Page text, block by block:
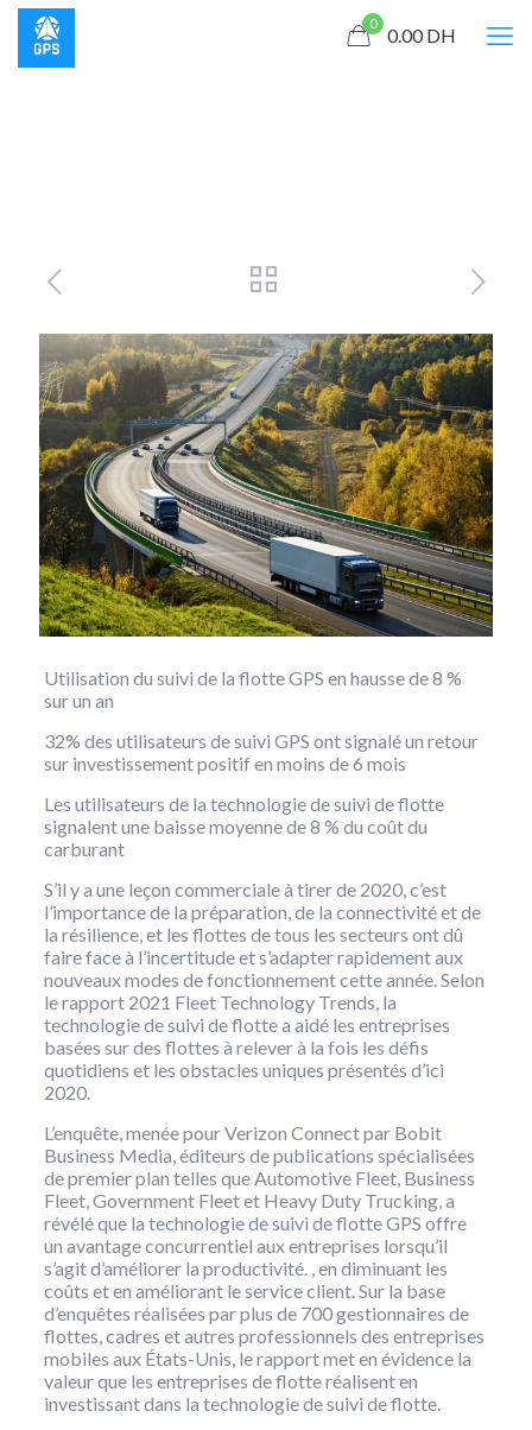
0
0.00DH
Utilisation du suivi de la flotte GPS en hausse de 8 %
sur un an
32% des utilisateurs de suivi GPS ont signalé un retour
sur investissement positif en moins de 6 mois
Les utilisateurs de la technologie de suivi de flotte
signalent une baisse moyenne de 8 % du coût du
carburant
S’il y a une leçon commerciale à tirer de 2020, c’est
l’importance de la préparation, de la connectivité et de
la résilience, et les flottes de tous les secteurs ont dû
faire face à l’incertitude et s’adapter rapidement aux
nouveaux modes de fonctionnement cette année. Selon
le rapport 2021 Fleet Technology Trends, la
technologie de suivi de flotte a aidé les entreprises
basées sur des flottes à relever à la fois les défis
quotidiens et les obstacles uniques présentés d’ici
2020.
L’enquête, menée pour Verizon Connect par Bobit
Business Media, éditeurs de publications spécialisées
de premier plan telles que Automotive Fleet, Business
Fleet, Government Fleet et Heavy Duty Trucking, a
révélé que la technologie de suivi de flotte GPS offre
un avantage concurrentiel aux entreprises lorsqu’il
s’agit d’améliorer la productivité. , en diminuant les
coûts et en améliorant le service client. Sur la base
d’enquêtes réalisées par plus de 700 gestionnaires de
flottes, cadres et autres professionnels des entreprises
mobiles aux États-Unis, le rapport met en évidence la
valeur que les entreprises de flotte réalisent en
investissant dans la technologie de suivi de flotte.